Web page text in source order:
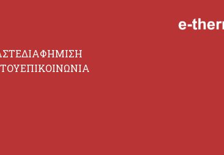
ΔΙΑΦΗΜΙΣΗ
ΕΠΙΚΟΙΝΩΝΙΑ